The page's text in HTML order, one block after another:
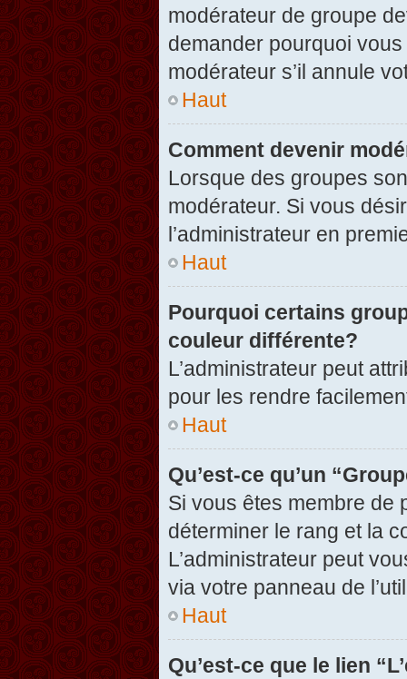
modérateur de groupe
demander pourquoi
modérateur s’il annule
Haut
Comment devenir
Lorsque des groupes
modérateur. Si vous
l’administrateur en
Haut
Pourquoi certains
couleur différente?
L’administrateur peut
pour les rendre
Haut
Qu’est-ce qu’un
Si vous êtes membre de
déterminer le rang et la
L’administrateur peut
via votre panneau de
Haut
Qu’est-ce que le lien